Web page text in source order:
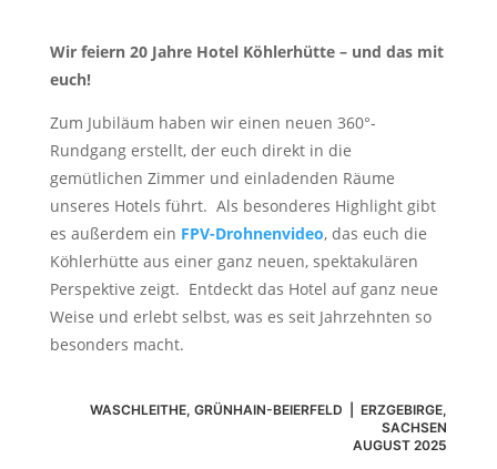
Wir feiern 20 Jahre Hotel Köhlerhütte – und das mit
euch!
Zum Jubiläum haben wir einen neuen 360°-
Rundgang erstellt, der euch direkt in die
gemütlichen Zimmer und einladenden Räume
unseres Hotels führt. Als besonderes Highlight gibt
es außerdem ein FPV-Drohnenvideo, das euch die
Köhlerhütte aus einer ganz neuen, spektakulären
Perspektive zeigt. Entdeckt das Hotel auf ganz neue
Weise und erlebt selbst, was es seit Jahrzehnten so
besonders macht.
WASCHLEITHE, GRÜNHAIN-BEIERFELD | ERZGEBIRGE,
SACHSEN
AUGUST 2025